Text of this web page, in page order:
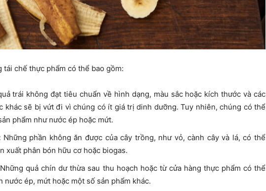
tái chế thực phẩm có thể bao gồm:
trái không đạt tiêu chuẩn về hình dạng, màu sắc hoặc kích thước và các
khác sẽ bị vứt đi vì chúng có ít giá trị dinh dưỡng. Tuy nhiên, chúng có thể
phẩm như nước ép hoặc mứt.
Những phần không ăn được của cây trồng, như vỏ, cành cây và lá, có thể
xuất phân bón hữu cơ hoặc biogas.
Những quả chín dư thừa sau thu hoạch hoặc từ cửa hàng thực phẩm có thể
nước ép, mứt hoặc một số sản phẩm khác.